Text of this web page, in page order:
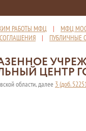
РАБОТЫ МФЦ | МФЦ
| ПУБЛИЧНЫЕ
ЦЕНТР
области, далее 3 (доб.